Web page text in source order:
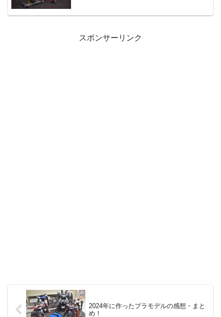
スポンサーリンク
2024年に作ったプラモデルの感想・まと
め！